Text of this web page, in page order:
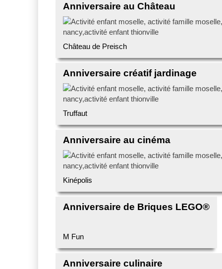
Anniversaire au Château
Château de Preisch
Anniversaire créatif jardinage
Truffaut
Anniversaire au cinéma
Kinépolis
Anniversaire de Briques LEGO®
M Fun
Anniversaire culinaire